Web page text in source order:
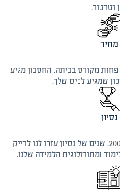
וטרטור.
מחיר
פחות מקורס בכיתה. החסכון מגיע
נסיון
אנחנו פועלים ומלמדים מ 2008. שנים של נסיון עזרו לנו לדייק
ומתודולוגית הלמידה שלנו.